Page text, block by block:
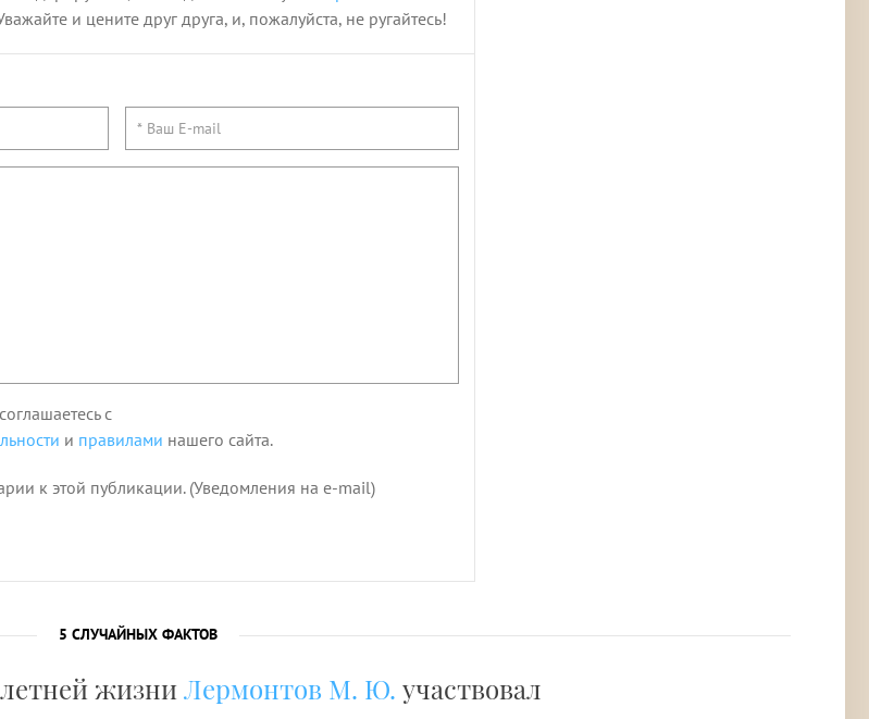
и цените друг друга, и, пожалуйста, не ругайтесь!
с
и правилами нашего сайта.
к этой публикации. (Уведомления на e-mail)
5 СЛУЧАЙНЫХ ФАКТОВ
жизниЛермонтов М. Ю. участвовал